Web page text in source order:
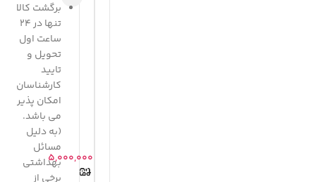
۵,۰۰۰,۰۰۰
برگشت کالا
تنها در 24
ساعت اول
تحویل و
تایید
کارشناسان
امکان پذیر
می باشد.
(به دلیل
مسائل
بهداشتی
برخی از